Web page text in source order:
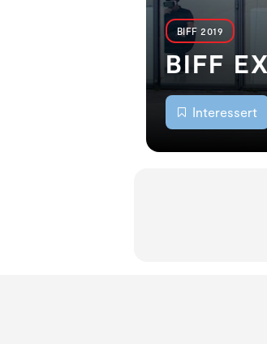
BIFF 2019
BIFF
Interessert